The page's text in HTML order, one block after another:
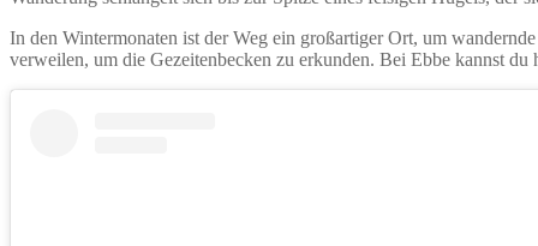
In den Wintermonaten ist der Weg ein großartiger Ort, um
verweilen, um die Gezeitenbecken zu erkunden. Bei Ebbe kannst